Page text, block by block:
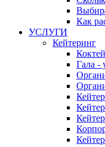
Как
УСЛУГИ
Кейтеринг
Гала -